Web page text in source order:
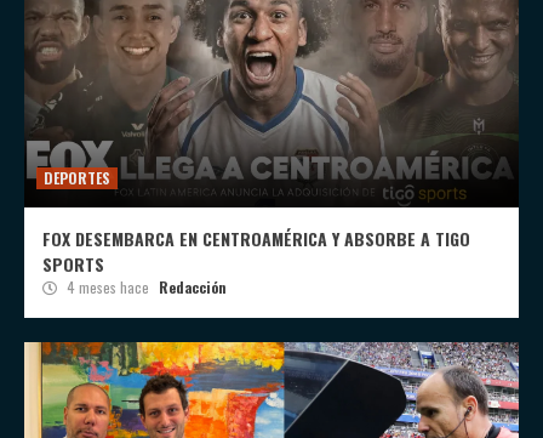
DEPORTES
FOX DESEMBARCA EN CENTROAMÉRICA Y ABSORBE A TIGO
SPORTS
4 meses hace Redacción